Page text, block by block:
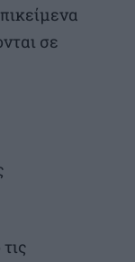
σε